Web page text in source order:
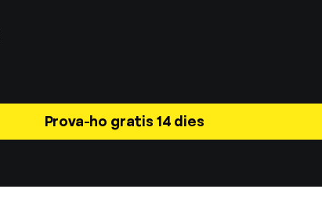
Prova-ho gratis 14 dies